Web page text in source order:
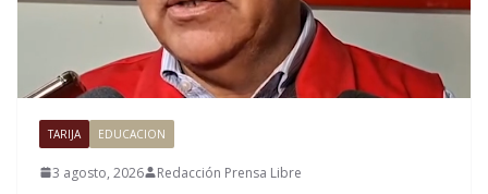
TARIJA EDUCACION
3 agosto, 2026 Redacción Prensa Libre